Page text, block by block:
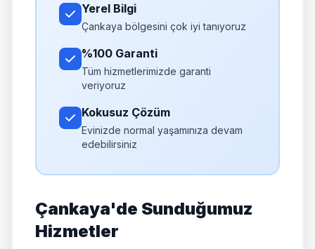
Yerel Bilgi
Çankaya bölgesini çok iyi tanıyoruz
%100 Garanti
Tüm hizmetlerimizde garanti
veriyoruz
Kokusuz Çözüm
Evinizde normal yaşamınıza devam
edebilirsiniz
Çankaya'de Sunduğumuz
Hizmetler